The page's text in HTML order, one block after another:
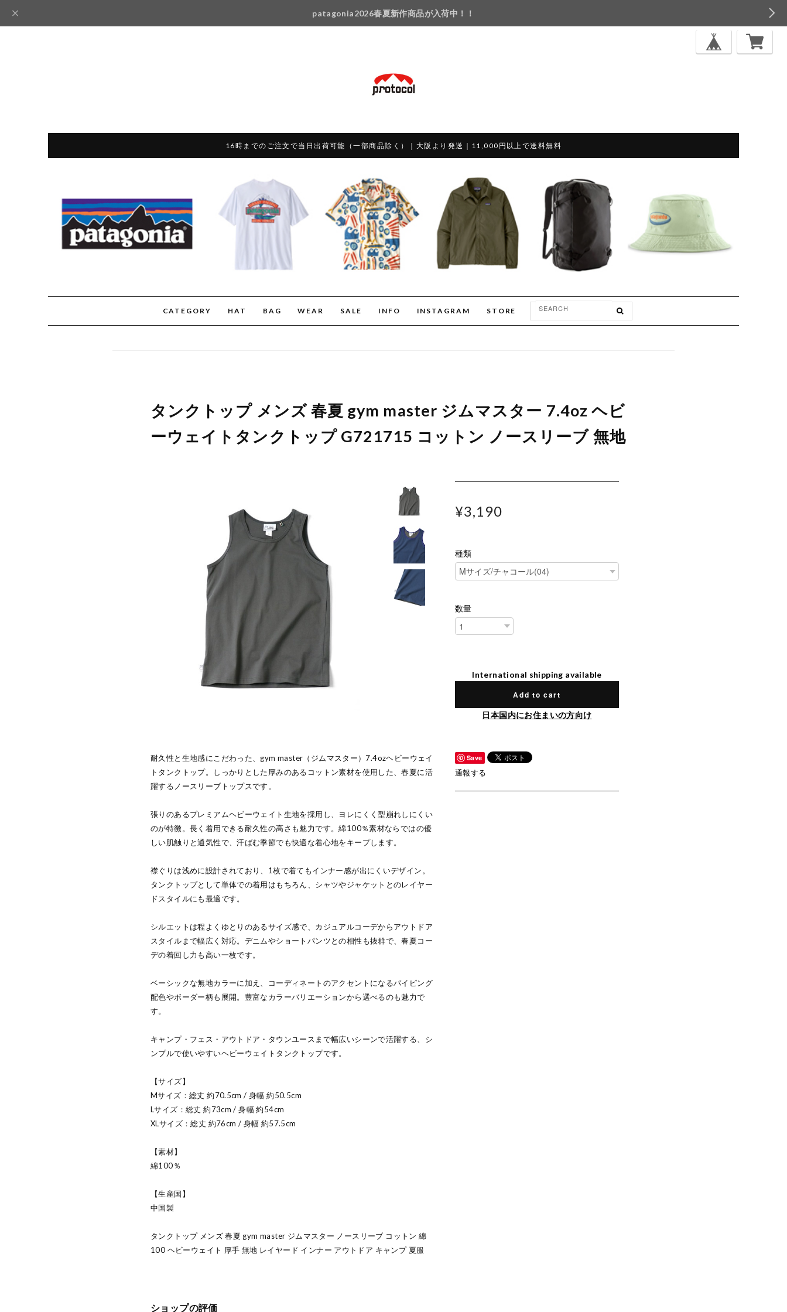
patagonia2026春夏新作商品が入荷中！！
16時までのご注文で当日出荷可能（一部商品除く）｜大阪より発送｜11,000円以上で送料無料
CATEGORY HAT BAG WEAR SALE INFO INSTAGRAM STORE
タンクトップ メンズ 春夏 gym master ジムマスター 7.4oz ヘビ
ーウェイトタンクトップ G721715 コットン ノースリーブ 無地
耐久性と生地感にこだわった、gym master（ジムマスター）7.4ozヘビーウェイ
トタンクトップ。しっかりとした厚みのあるコットン素材を使用した、春夏に活
躍するノースリーブトップスです。
張りのあるプレミアムヘビーウェイト生地を採用し、ヨレにくく型崩れしにくい
のが特徴。長く着用できる耐久性の高さも魅力です。綿100％素材ならではの優
しい肌触りと通気性で、汗ばむ季節でも快適な着心地をキープします。
襟ぐりは浅めに設計されており、1枚で着てもインナー感が出にくいデザイン。
タンクトップとして単体での着用はもちろん、シャツやジャケットとのレイヤー
ドスタイルにも最適です。
シルエットは程よくゆとりのあるサイズ感で、カジュアルコーデからアウトドア
スタイルまで幅広く対応。デニムやショートパンツとの相性も抜群で、春夏コー
デの着回し力も高い一枚です。
ベーシックな無地カラーに加え、コーディネートのアクセントになるパイピング
配色やボーダー柄も展開。豊富なカラーバリエーションから選べるのも魅力で
す。
キャンプ・フェス・アウトドア・タウンユースまで幅広いシーンで活躍する、シ
ンプルで使いやすいヘビーウェイトタンクトップです。
【サイズ】
Mサイズ：総丈 約70.5cm / 身幅 約50.5cm
Lサイズ：総丈 約73cm / 身幅 約54cm
XLサイズ：総丈 約76cm / 身幅 約57.5cm
【素材】
綿100％
【生産国】
中国製
タンクトップ メンズ 春夏 gym master ジムマスター ノースリーブ コットン 綿
100 ヘビーウェイト 厚手 無地 レイヤード インナー アウトドア キャンプ 夏服
¥3,190
種類
数量
International shipping available
Add to cart
日本国内にお住まいの方向け
Save
通報する
ショップの評価